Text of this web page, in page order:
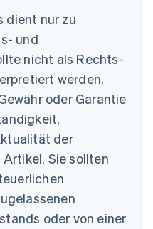
dient nur zu
und
nicht als Rechts-
werden.
oder Garantie
der
Sie sollten
oder von einer